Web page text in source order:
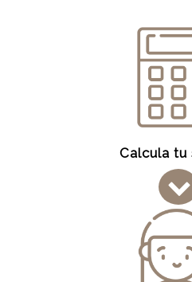
Calcula tu